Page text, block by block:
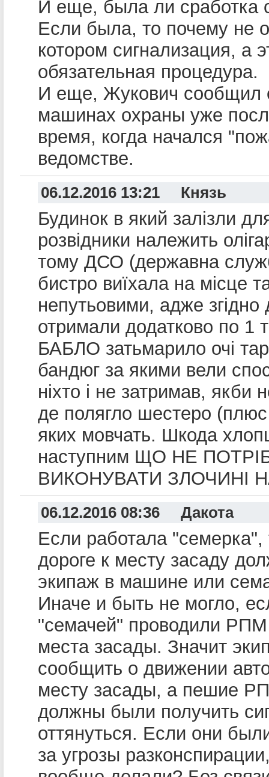
И еще, была ли сработка
Если была, то почему не
котором сигнализация, а
обязательная процедура.
И еще, Жукович сообщил
машинах охраны уже
время, когда начался
ведомстве.
06.12.2016 13:21 Князь
Будинок в який залізли
розвідники належить
тому ДСО (державна
бистро виїхала на місце
непутьовими, адже згідно
отримали додатково по 1
БАБЛО затьмарило очі
бандюг за якими вели
ніхто і не затримав, якби
де полягло шестеро
яких мовчать. Шкода
наступним ЩО НЕ
ВИКОНУВАТИ ЗЛОЧИНІ
06.12.2016 08:36 Дакота
Если работала
дороге к месту засаду
экипаж в машине или
Иначе и быть не могло,
"семачей" проводили
места засады. Значит
сообщить о движении
месту засады, а пешие
должны были получить
оттянуться. Если они
за угрозы